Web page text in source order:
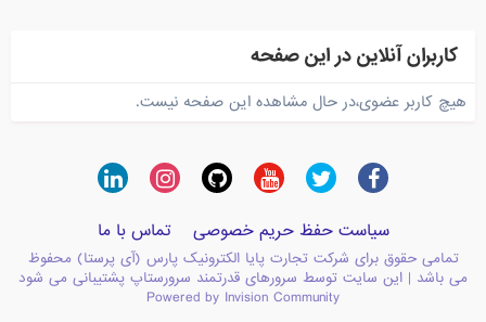
کاربران آنلاین در این صفحه
هیچ کاربر عضوی،در حال مشاهده این صفحه نیست.
سیاست حفظ حریم خصوصی تماس با ما
تمامی حقوق برای شرکت تجارت پایا الکترونیک پارس (آی پرستا) محفوظ
می باشد | این سایت توسط سرورهای قدرتمند سرورستاپ پشتیبانی می شود
Powered by Invision Community